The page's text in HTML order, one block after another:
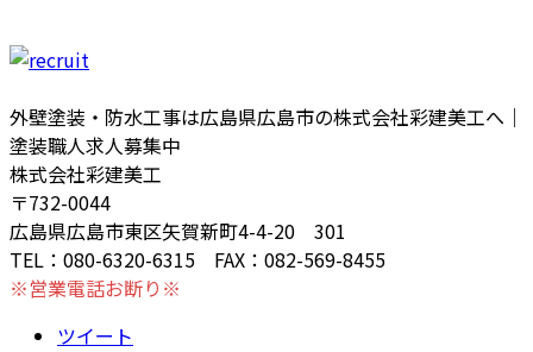
外壁塗装・防水工事は広島県広島市の株式会社彩建美工へ｜
塗装職人求人募集中
株式会社彩建美工
〒732-0044
広島県広島市東区矢賀新町4-4-20 301
TEL：080-6320-6315 FAX：082-569-8455
※営業電話お断り※
ツイート